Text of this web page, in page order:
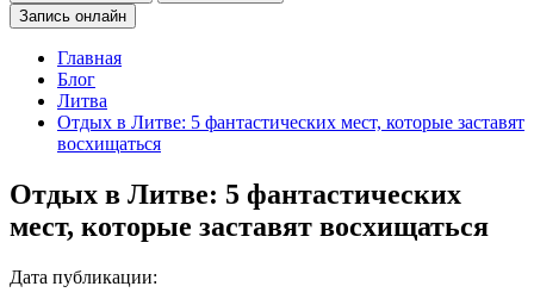
Запись онлайн
Главная
Блог
Литва
Отдых в Литве: 5 фантастических мест, которые заставят
восхищаться
Отдых в Литве: 5 фантастических
мест, которые заставят восхищаться
Дата публикации: